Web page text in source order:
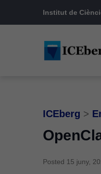
to
navigation
to
to
Institut de
ICEberg >
Posted 15 juny,